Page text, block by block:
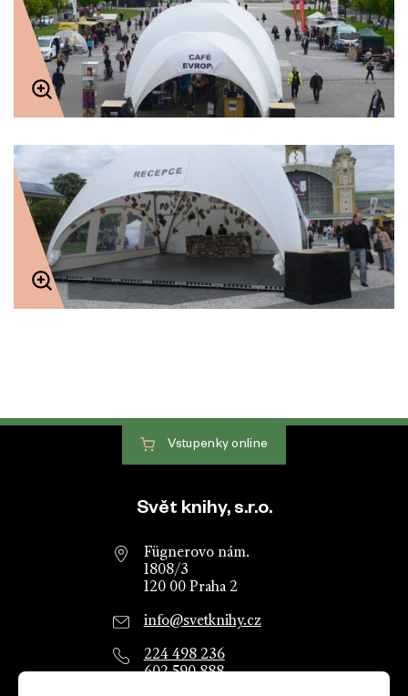
Patička webu
Vstupenky online
Svět knihy, s.r.o.
Fügnerovo nám.
1808/3
120 00 Praha 2
info@svetknihy.cz
224 498 236
602 590 888